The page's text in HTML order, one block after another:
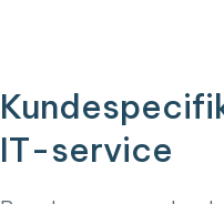
IT-service